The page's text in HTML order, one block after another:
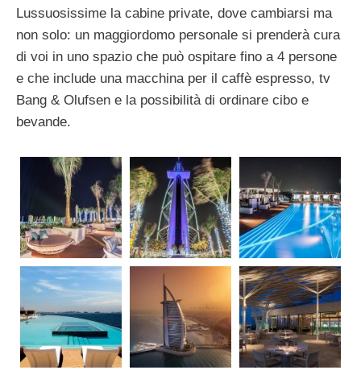
Lussuosissime la cabine private, dove cambiarsi ma
non solo: un maggiordomo personale si prenderà cura
di voi in uno spazio che può ospitare fino a 4 persone
e che include una macchina per il caffè espresso, tv
Bang & Olufsen e la possibilità di ordinare cibo e
bevande.